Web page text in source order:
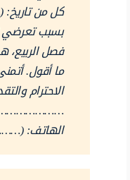
كل من
بسبب
فصل الربيع،
ما أقول.
الاحترام
الهاتف: